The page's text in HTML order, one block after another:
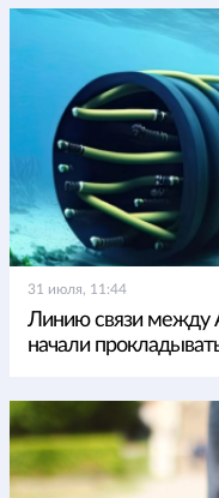
31 июля, 11:44
Линию связи между
начали